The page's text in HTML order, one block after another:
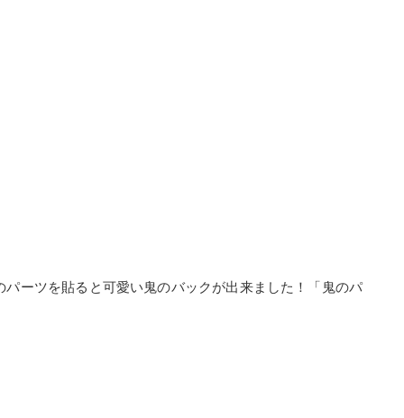
ーツを貼ると可愛い鬼のバックが出来ました！「鬼のパ